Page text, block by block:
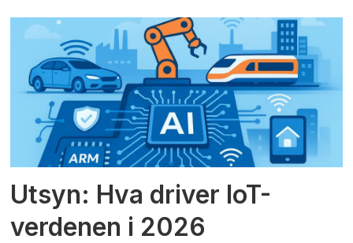
Utsyn: Hva driver IoT-
verdenen i 2026